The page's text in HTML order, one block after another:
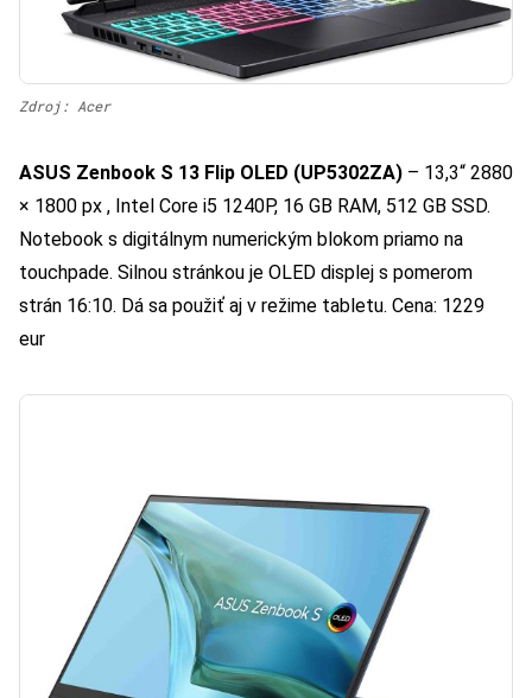
Zdroj: Acer
ASUS Zenbook S 13 Flip OLED (UP5302ZA) – 13,3“ 2880
× 1800 px , Intel Core i5 1240P, 16 GB RAM, 512 GB SSD.
Notebook s digitálnym numerickým blokom priamo na
touchpade. Silnou stránkou je OLED displej s pomerom
strán 16:10. Dá sa použiť aj v režime tabletu. Cena: 1229
eur